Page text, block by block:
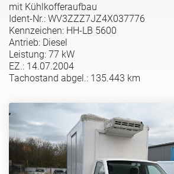
mit Kühlkofferaufbau
Ident-Nr.: WV3ZZZ7JZ4X037776
Kennzeichen: HH-LB 5600
Antrieb: Diesel
Leistung: 77 kW
EZ.: 14.07.2004
Tachostand abgel.: 135.443 km